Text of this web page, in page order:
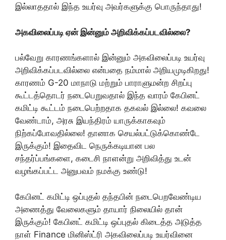
இல்லாததால் இந்த உயர்வு அவர்களுக்கு பொருந்தாது!
அகவிலைப்படி ஏன் இன்னும் அறிவிக்கப்படவில்லை?
பல்வேறு காரணங்களால் இன்னும் அகவிலைப்படி உயர்வு
அறிவிக்கப்படவில்லை என்பதை நம்மால் அறியமுடிகிறது!
காரணம் G-20 மாநாடு மற்றும் பாராளுமன்ற சிறப்பு
கூட்டத்தொடர் நடைபெறுவதால் இந்த வாரம் கேபினட்
கமிட்டி கூட்டம் நடைபெற்றதாக தகவல் இல்லை! கவலை
வேண்டாம், அரசு இயந்திரம் யாருக்காகவும்
நிற்கப்போவதில்லை! தானாக செயல்பட்டுக்கொண்டே
இருக்கும்! இதைவிட நெருக்கடியான பல
சந்தர்ப்பங்களை, கடைசி நாளன்று அறிவித்து உடன்
வழங்கப்பட்ட அனுபவம் நமக்கு உண்டு!
கேபினட் கமிட்டி ஒப்புதல் தந்தபின் நடைபெறவேண்டிய
அணைத்து வேலைகளும் தாயார் நிலையில் தான்
இருக்கும்! கேபினட் கமிட்டி ஒப்புதல் கிடைத்த அடுத்த
நாள் Finance மினிஸ்ட்ரி அகவிலைப்படி உயர்வினை